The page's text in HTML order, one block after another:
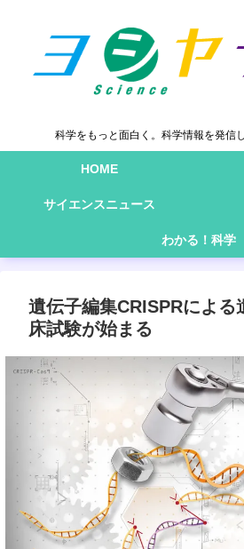
科学をもっと面白く。科学情報を発信
HOME
サイエンスニュース
わかる！科学
遺伝子編集CRISPRによる
床試験が始まる